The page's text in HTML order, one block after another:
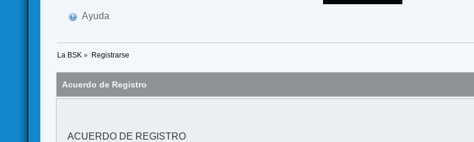
Ayuda
La BSK » Registrarse
Acuerdo de Registro
ACUERDO DE REGISTRO